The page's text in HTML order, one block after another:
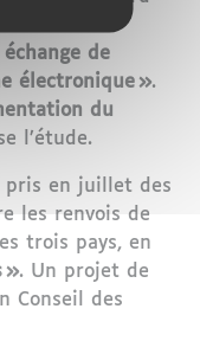
leurs
de
électronique ».
du
l’étude.
pris en juillet des
les renvois de
trois pays, en
». Un projet de
Conseil des